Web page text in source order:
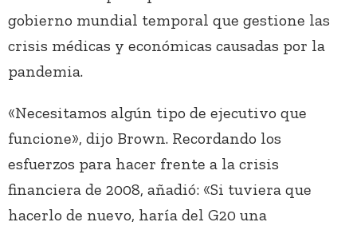
gobierno mundial temporal que gestione las
crisis médicas y económicas causadas por la
pandemia.
«Necesitamos algún tipo de ejecutivo que
funcione», dijo Brown. Recordando los
esfuerzos para hacer frente a la crisis
financiera de 2008, añadió: «Si tuviera que
hacerlo de nuevo, haría del G20 una